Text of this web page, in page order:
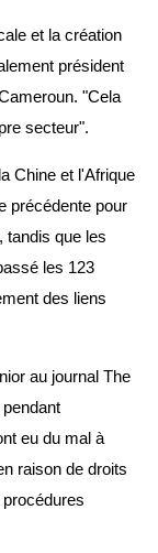
et la création
président
"Cela
secteur".
Chine et l'Afrique
précédente pour
tandis que les
les 123
des liens
au journal The
eu du mal à
raison de droits